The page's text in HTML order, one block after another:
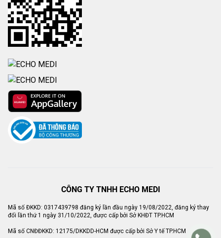
CÔNG TY TNHH ECHO MEDI
Mã số ĐKKD: 0317439798 đăng ký lần đầu ngày 19/08/2022, đăng ký thay
đổi lần thứ 1 ngày 31/10/2022, được cấp bởi Sở KHĐT TP.HCM
Mã số CNĐĐKKD: 12175/DKKDD-HCM được cấp bởi Sở Y tế TP.HCM